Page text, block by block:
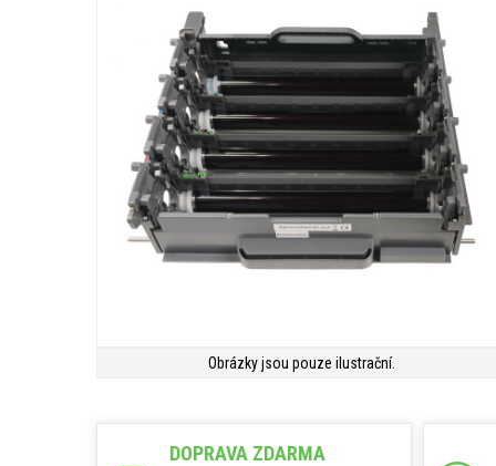
Obrázky jsou pouze ilustrační.
DOPRAVA ZDARMA